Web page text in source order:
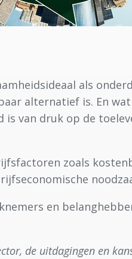
als
alternatief is. En
van druk op de
zoals
en
de uitdagingen en